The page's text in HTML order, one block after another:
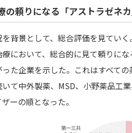
の頼りになる「アストラゼネ
背景として、総合評価を見てい
において、総合的に見て頼りに
た企業を示した。これはすべて
いて中外製薬、MSD、小野薬品工
ーの順となった。